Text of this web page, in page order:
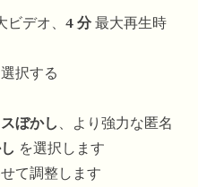
ビデオ、 4 分最大再生時
択する
ぼかし、より強力な匿名
を選択します
て調整します